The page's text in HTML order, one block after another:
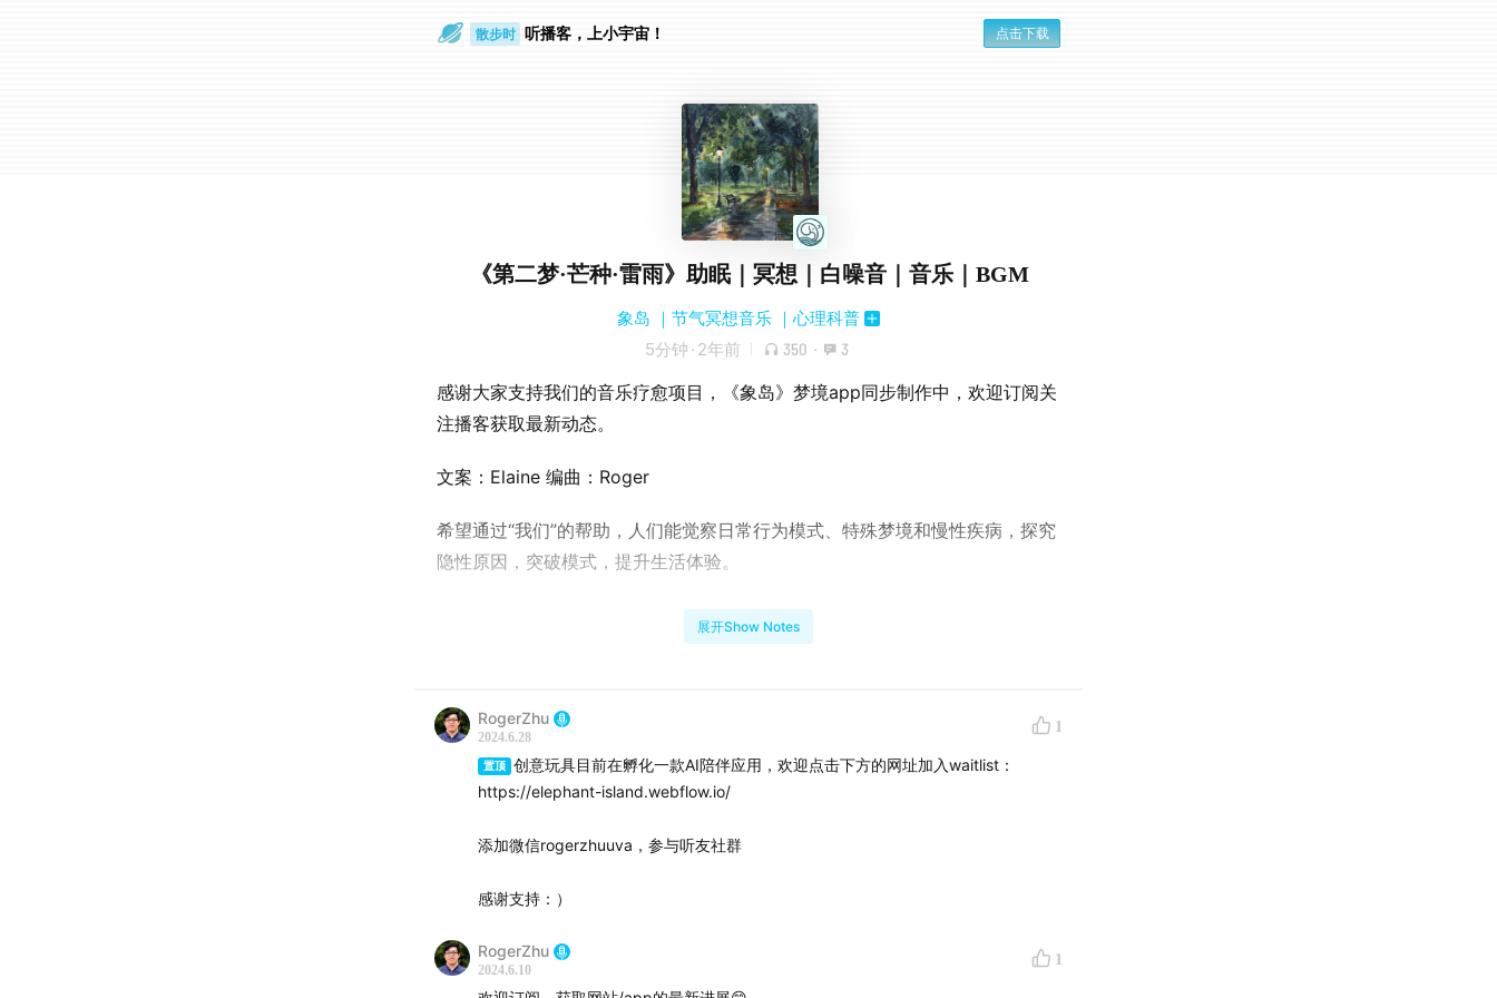
散步时 听播客，上小宇宙！ 点击下载
《第二梦·芒种·雷雨》助眠｜冥想｜白噪音｜音乐｜BGM
象岛 ｜节气冥想音乐 ｜心理科普
5分钟 · 2年前 350 · 3
感谢大家支持我们的音乐疗愈项目，《象岛》梦境app同步制作中，欢迎订阅关
注播客获取最新动态。
文案：Elaine 编曲：Roger
希望通过“我们”的帮助，人们能觉察日常行为模式、特殊梦境和慢性疾病，探究
隐性原因，突破模式，提升生活体验。
We aim to help people recognize daily behavior patterns, unique dreams,
and chronic illnesses, explore hidden causes, break through these
展开Show Notes
RogerZhu
2024.6.28
1
置顶
创意玩具目前在孵化一款AI陪伴应用，欢迎点击下方的网址加入waitlist：
https://elephant-island.webflow.io/
添加微信rogerzhuuva，参与听友社群
感谢支持：）
RogerZhu
2024.6.10
1